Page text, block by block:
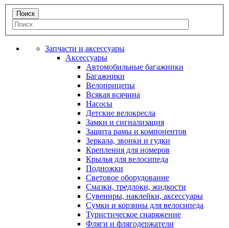
Запчасти и аксессуары
Аксессуары
Автомобильные багажники
Багажники
Велоприцепы
Всякая всячина
Насосы
Детские велокресла
Замки и сигнализация
Защита рамы и компонентов
Зеркала, звонки и гудки
Крепления для номеров
Крылья для велосипеда
Подножки
Световое оборудование
Смазки, тредлоки, жидкости
Сувениры, наклейки, аксессуары
Сумки и корзины для велосипеда
Туристическое снаряжение
Фляги и флягодержатели